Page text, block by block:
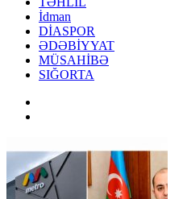
İdman
DİASPOR
ƏDƏBİYYAT
MÜSAHİBƏ
SIĞORTA